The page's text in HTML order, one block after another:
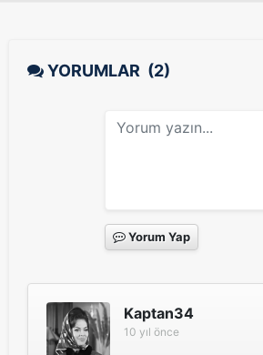
YORUMLAR (2)
Yorum Yap
Kaptan34
10 yıl önce